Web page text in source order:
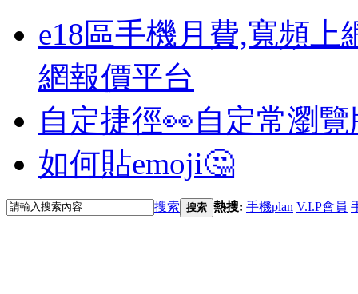
e18區手機月費,寬頻上
網報價平台
自定捷徑👀自定常瀏
如何貼emoji🤔
搜索 搜索 熱搜: 手機plan V.I.P會員